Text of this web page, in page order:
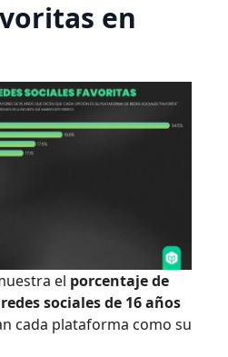
en
el porcentaje de
sociales de 16 años
cada plataforma como su